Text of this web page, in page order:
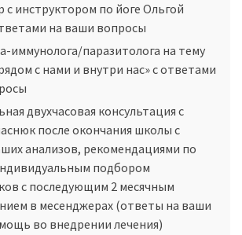
инструктором по йоге Ольгой
на ваши вопросы
иммунолога/паразитолога на тему
с нами и внутри нас» с ответами
двухчасовая консультация с
после окончания школы с
анализов, рекомендациями по
подбором
с последующим 2 месячным
в месенджерах (ответы на ваши
во внедрении лечения)